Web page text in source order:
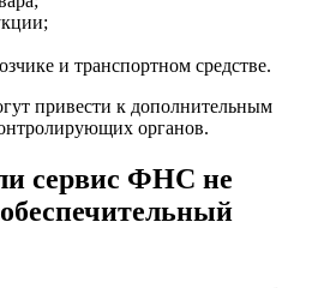
и транспортном средстве.
привести к дополнительным
органов.
сервис ФНС не